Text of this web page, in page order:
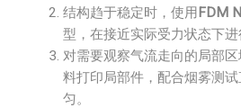
结构趋于稳定时，使用 FDM
型，在接近实际受力状态下进
对需要观察气流走向的局部
料打印局部件，配合烟雾测
匀。